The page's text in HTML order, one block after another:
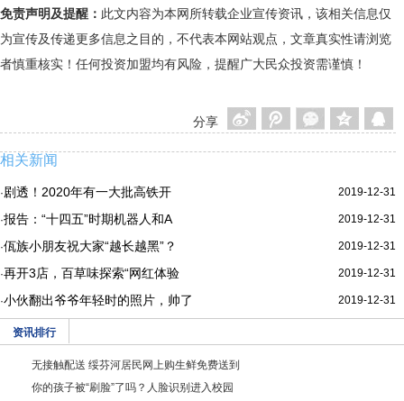
免责声明及提醒： 此文内容为本网所转载企业宣传资讯，该相关信息仅
为宣传及传递更多信息之目的，不代表本网站观点，文章真实性请浏览
者慎重核实！任何投资加盟均有风险，提醒广大民众投资需谨慎！
分享
相关新闻
2019-12-31
·剧透！2020年有一大批高铁开
2019-12-31
·报告：“十四五”时期机器人和A
2019-12-31
·佤族小朋友祝大家“越长越黑”？
2019-12-31
·再开3店，百草味探索“网红体验
2019-12-31
·小伙翻出爷爷年轻时的照片，帅了
资讯排行
无接触配送 绥芬河居民网上购生鲜免费送到
你的孩子被“刷脸”了吗？人脸识别进入校园